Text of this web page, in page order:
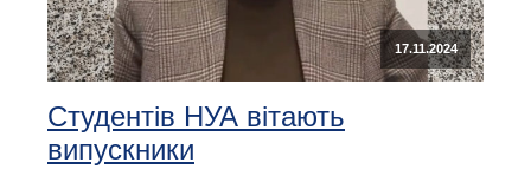
17.11.2024
Студентів НУА вітають
випускники